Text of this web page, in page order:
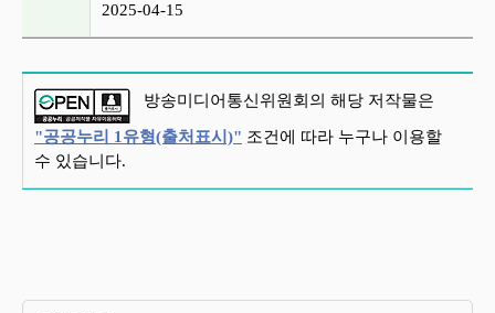
2025-04-15
방송미디어통신위원회의 해당 저작물은
"공공누리 1유형(출처표시)" 조건에 따라 누구나 이용할
수 있습니다.